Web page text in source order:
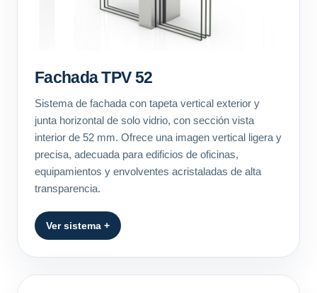
Fachada TPV 52
Sistema de fachada con tapeta vertical exterior y
junta horizontal de solo vidrio, con sección vista
interior de 52 mm. Ofrece una imagen vertical ligera y
precisa, adecuada para edificios de oficinas,
equipamientos y envolventes acristaladas de alta
transparencia.
Ver sistema +